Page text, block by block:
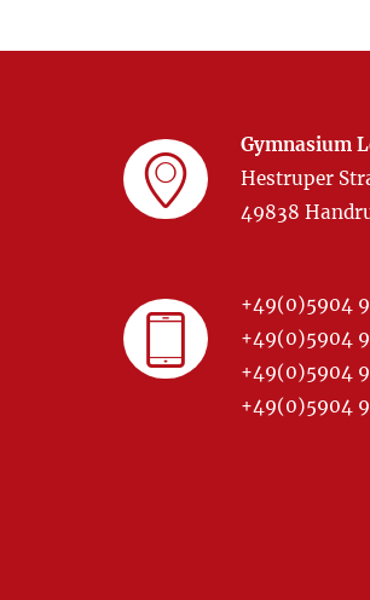
Gymnasium
Hestruper
49838
+49(0)5904
+49(0)5904
+49(0)5904
+49(0)5904